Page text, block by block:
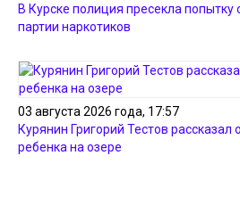
В Курске полиция пресекла попытку
партии наркотиков
03 августа 2026 года, 17:57
Курянин Григорий Тестов рассказал
ребенка на озере